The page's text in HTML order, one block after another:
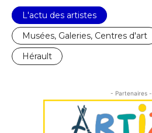
L'actu des artistes
Musées, Galeries, Centres d'art
Hérault
- Partenaires -